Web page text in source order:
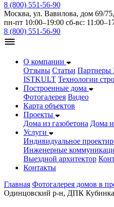
8 (800) 551-56-90
Москва, ул. Вавилова, дом 69/
пн-пт 10:00–19:00 сб-вс:
8 (800) 551-56-90
О компании
Отзывы Статьи Партнеры
ISTKULT Технологии
Построенные дома
Фотогалерея Видео
Карта объектов
Проекты
Дома из газобетонa Дома
Услуги
Индивидуальное
Инженерные
Выездной архитектор
Контакты
Главная Фотогалерея домов в
Одинцовский р-н, ДПК Кубинка